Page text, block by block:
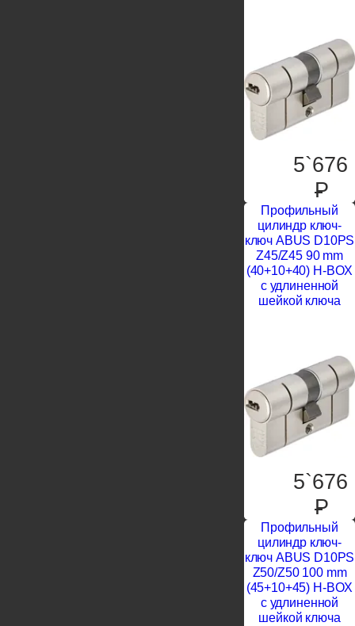
5`676
P
Профильный
цилиндр ключ-
ключ ABUS D10PS
Z45/Z45 90 mm
(40+10+40) H-BOX
с удлиненной
шейкой ключа
5`676
P
Профильный
цилиндр ключ-
ключ ABUS D10PS
Z50/Z50 100 mm
(45+10+45) H-BOX
с удлиненной
шейкой ключа